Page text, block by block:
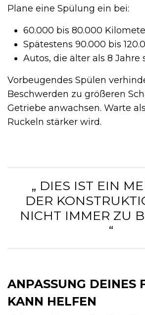
Plane eine Spülung ein bei:
60.000 bis 80.000
Spätestens 90.000 bis
Autos, die älter als 8 Jahre
Vorbeugendes Spülen
Beschwerden zu größeren
Getriebe anwachsen. Warte
Ruckeln stärker wird.
„ DIES IST EIN
DER
NICHT IMMER ZU
“
ANPASSUNG DEINES
KANN HELFEN